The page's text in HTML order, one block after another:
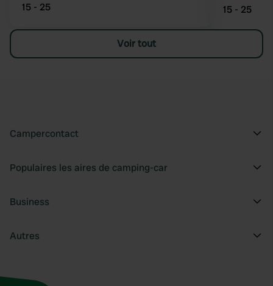
15 - 25 15 - 25
Voir tout
Campercontact
Populaires les aires de camping-car
Business
Autres